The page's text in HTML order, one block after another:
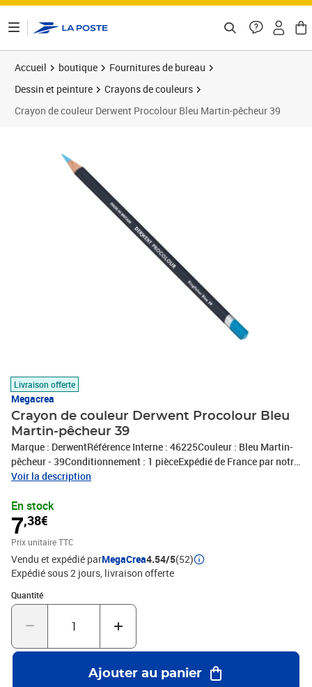
Accueil boutique
Fournitures de bureau
Dessin et peinture
Crayons de couleurs
Crayon de couleur Derwent Procolour Bleu Martin-pêcheur 39
Livraison offerte
Megacrea
Crayon de couleur Derwent Procolour Bleu
Martin-pêcheur 39
Marque : DerwentRéférence Interne : 46225Couleur : Bleu Martin-
pêcheur - 39Conditionnement : 1 pièceExpédié de France par notre
entrepot Lyonnais
Voir la description
En stock
7,38€
Prix unitaire TTC
Vendu et expédié parMegaCrea4.54/5(52)
Expédié sous 2 jours livraison offerte
Quantité
Quantité : 1
Ajouter au panier